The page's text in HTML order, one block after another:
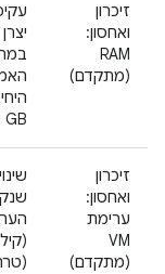
זיכרון
ואחסון:
RAM
(מתקדם)
GB (גיגהבייט) או TB (טרהבייט).
זיכרון
ואחסון:
ערימת
VM
(מתקדם)